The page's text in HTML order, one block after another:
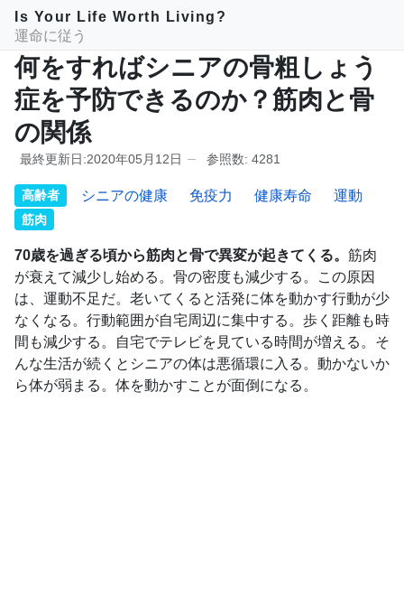
Is Your Life Worth Living?
運命に従う
何をすればシニアの骨粗しょう
症を予防できるのか？筋肉と骨
の関係
最終更新日:2020年05月12日 参照数: 4281
高齢者 シニアの健康 免疫力 健康寿命 運動
筋肉
70歳を過ぎる頃から筋肉と骨で異変が起きてくる。 筋肉
が衰えて減少し始める。骨の密度も減少する。この原因
は、運動不足だ。老いてくると活発に体を動かす行動が少
なくなる。行動範囲が自宅周辺に集中する。歩く距離も時
間も減少する。自宅でテレビを見ている時間が増える。そ
んな生活が続くとシニアの体は悪循環に入る。動かないか
ら体が弱まる。体を動かすことが面倒になる。